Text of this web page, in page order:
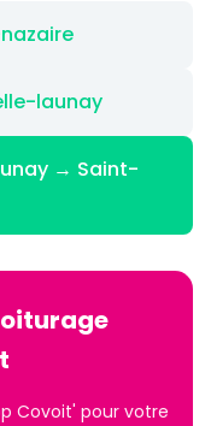
launay
→ Saint-
Covoit' pour votre